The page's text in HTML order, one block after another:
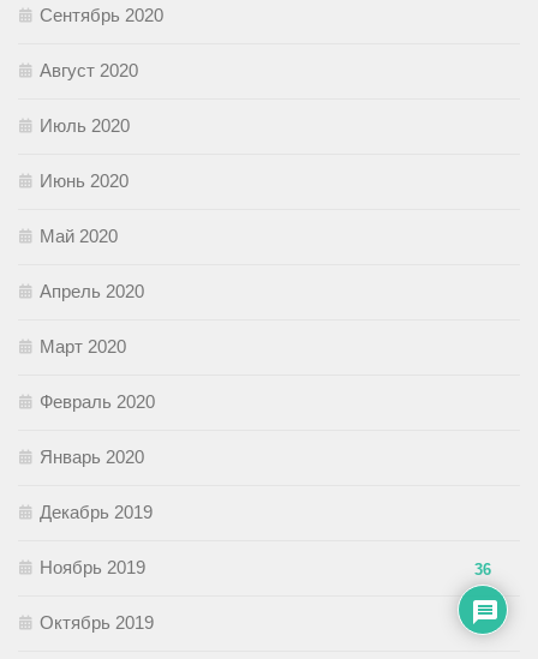
Сентябрь 2020
Август 2020
Июль 2020
Июнь 2020
Май 2020
Апрель 2020
Март 2020
Февраль 2020
Январь 2020
Декабрь 2019
Ноябрь 2019
Октябрь 2019
36